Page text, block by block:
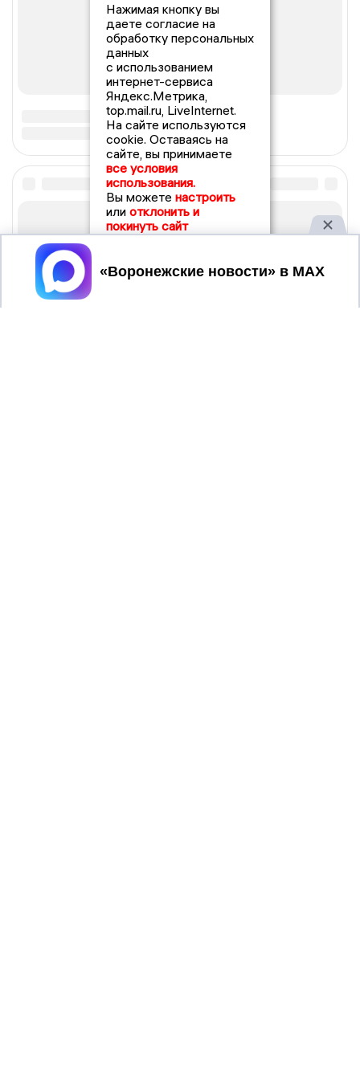
Нажимая кнопку вы
даете согласие на
обработку персональных
данных
с использованием
интернет-сервиса
Яндекс.Метрика,
top.mail.ru, LiveInternet.
На сайте используются
cookie. Оставаясь на
сайте, вы принимаете
все условия
использования.
Вы можете настроить
или отклонить и
покинуть сайт
Принять